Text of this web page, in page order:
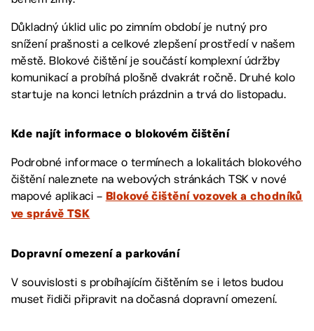
Důkladný úklid ulic po zimním období je nutný pro
snížení prašnosti a celkové zlepšení prostředí v našem
městě. Blokové čištění je součástí komplexní údržby
komunikací a probíhá plošně dvakrát ročně. Druhé kolo
startuje na konci letních prázdnin a trvá do listopadu.
Kde najít informace o blokovém čištění
Podrobné informace o termínech a lokalitách blokového
čištění naleznete na webových stránkách TSK v nové
mapové aplikaci – Blokové čištění vozovek a chodníků
ve správě TSK
Dopravní omezení a parkování
V souvislosti s probíhajícím čištěním se i letos budou
muset řidiči připravit na dočasná dopravní omezení.